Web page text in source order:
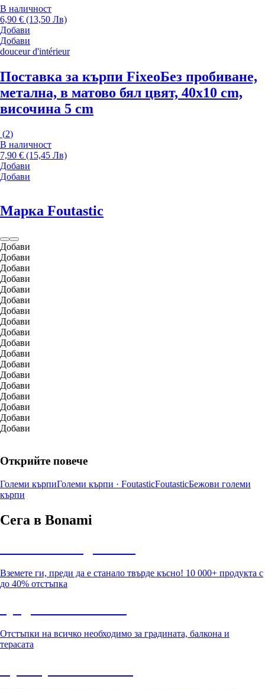
В наличност
6,90 € (13,50 Лв)
Добави
Добави
douceur d'intérieur
Поставка за кърпи FixeoБез пробиване,
метална, в матово бял цвят, 40x10 cm,
височина 5 cm
(2)
В наличност
7,90 € (15,45 Лв)
Добави
Добави
Марка Foutastic
Добави
Добави
Добави
Добави
Добави
Добави
Добави
Добави
Добави
Добави
Добави
Добави
Добави
Добави
Добави
Добави
Добави
Добави
Открийте повече
Големи кърпиГолеми кърпи · FoutasticFoutasticБежови големи
кърпи
Сега в Bonami
Вземете ги, преди да е станало твърде късно! 10 000+ продукта с
до 40% отстъпка
Отстъпки на всичко необходимо за градината, балкона и
терасата